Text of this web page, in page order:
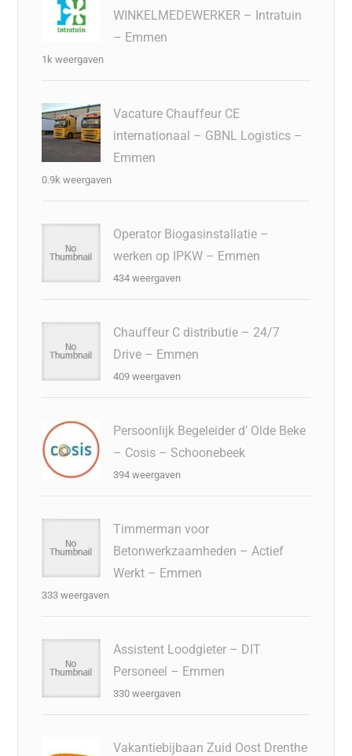
WINKELMEDEWERKER – Intratuin
– Emmen
1k weergaven
Vacature Chauffeur CE
internationaal – GBNL Logistics –
Emmen
0.9k weergaven
Operator Biogasinstallatie –
werken op IPKW – Emmen
434 weergaven
Chauffeur C distributie – 24/7
Drive – Emmen
409 weergaven
Persoonlijk Begeleider d’ Olde Beke
– Cosis – Schoonebeek
394 weergaven
Timmerman voor
Betonwerkzaamheden – Actief
Werkt – Emmen
333 weergaven
Assistent Loodgieter – DIT
Personeel – Emmen
330 weergaven
Vakantiebijbaan Zuid Oost Drenthe